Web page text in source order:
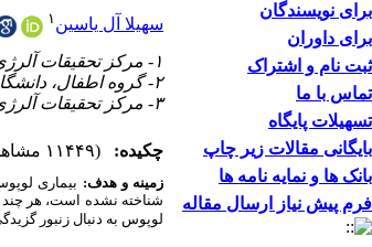
برای نویسندگان
برای داوران
ثبت نام و اشتراک
تماس با ما
تسهیلات پایگاه
بایگانی مقالات زیر چاپ
بانک ها و نمایه نامه ها
فرم پیش نیاز ارسال مقاله
سهیلا آل یاسین ۱
۱- مرکز تحقیقات آلرژی، دانشگاه علوم پزشکی شیراز، شیراز، ایران
۲- گروه اطفال، دانشگاه علوم پزشکی شیراز، شیراز، ایران
۳- مرکز تحقیقات آلرژی، دانشگاه علوم پزشکی شیراز، شیراز، ایران ،
چکیده: (۱۱۴۴۹ مشاهده)
زمینه و هدف: بیماری
شناخته نشده است، هر
لوپوس به دنبال زنبور